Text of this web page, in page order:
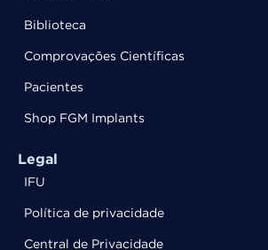
Biblioteca
Comprovações Científicas
Pacientes
Shop FGM Implants
Legal
IFU
Política de privacidade
Central de Privacidade